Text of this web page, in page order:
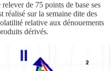
de 75 points de base ses
réalisé sur la semaine dite des
relative aux dénouements
dérivés.